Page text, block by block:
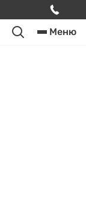
Меню